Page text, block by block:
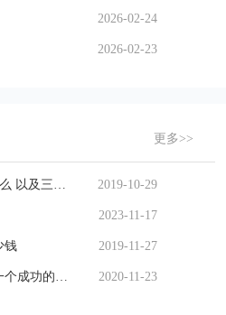
2026-02-24
2026-02-23
更多>>
2019-10-29
2023-11-17
钱 2019-11-27
2020-11-23